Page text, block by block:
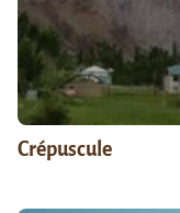
Crépuscule